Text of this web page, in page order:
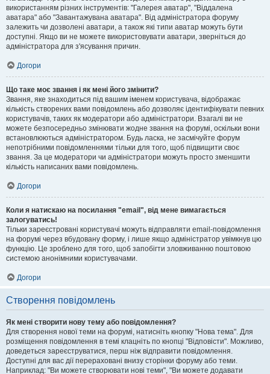
використанням різних інструментів: "Галерея аватар", "Віддалена
аватара" або "Завантажувана аватара". Від адміністратора форуму
залежить чи дозволені аватари, а також які типи аватар можуть бути
доступні. Якщо ви не можете використовувати аватари, зверніться до
адміністратора для з'ясування причин.
Догори
Що таке моє звання і як мені його змінити?
Звання, яке знаходиться під вашим іменем користувача, відображає
кількість створених вами повідомлень або дозволяє ідентифікувати певних
користувачів, таких як модератори або адміністратори. Взагалі ви не
можете безпосередньо змінювати жодне звання на форумі, оскільки вони
встановлюються адміністратором. Будь ласка, не засмічуйте форум
непотрібними повідомленнями тільки для того, щоб підвищити своє
звання. За це модератори чи адміністратори можуть просто зменшити
кількість написаних вами повідомлень.
Догори
Коли я натискаю на посилання "email", від мене вимагається
залогуватись!
Тільки зареєстровані користувачі можуть відправляти email-повідомлення
на форумі через вбудовану форму, і лише якщо адміністратор увімкнув цю
функцію. Це зроблено для того, щоб запобігти зловживанню поштовою
системою анонімними користувачами.
Догори
Створення повідомлень
Як мені створити нову тему або повідомлення?
Для створення нової теми на форумі, натисніть кнопку "Нова тема". Для
розміщення повідомлення в темі клацніть по кнопці "Відповісти". Можливо,
доведеться зареєструватися, перш ніж відправити повідомлення.
Доступні для вас дії перераховані внизу сторінки форуму або теми.
Наприклад: "Ви можете створювати нові теми", "Ви можете додавати